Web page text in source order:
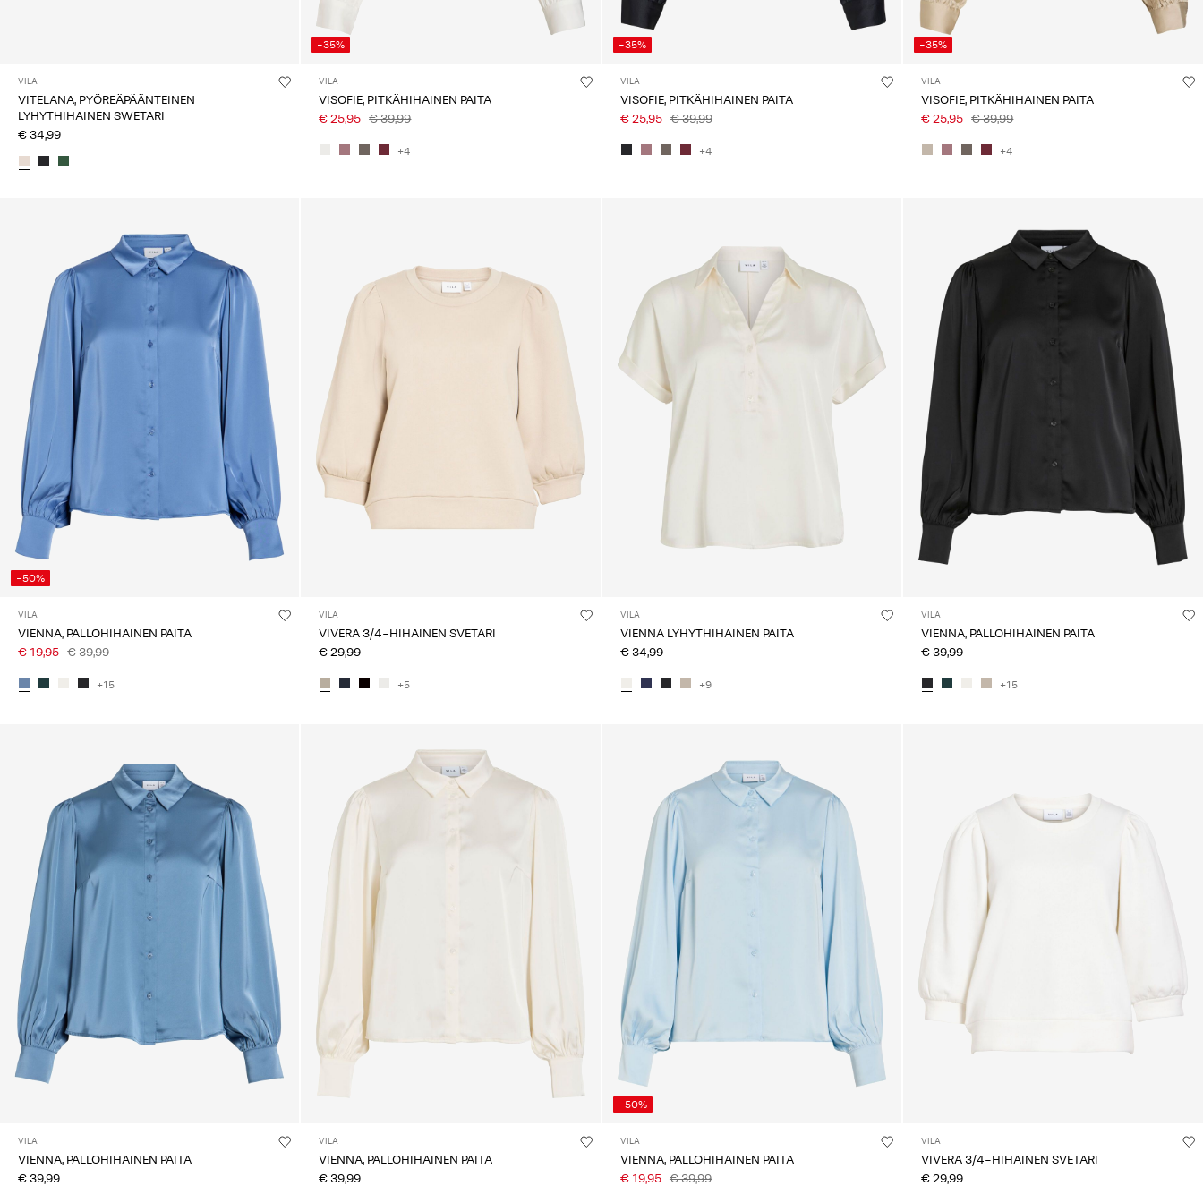
VILA
VITELANA, PYÖREÄPÄÄNTEINEN
LYHYTHIHAINEN SWETARI
€ 34,99
-35%
VILA
VISOFIE, PITKÄHIHAINEN PAITA
€ 25,95 € 39,99
+4
-35%
VILA
VISOFIE, PITKÄHIHAINEN PAITA
€ 25,95 € 39,99
+4
-35%
VILA
VISOFIE, PITKÄHIHAINEN PAITA
€ 25,95 € 39,99
+4
-50%
VILA
VIENNA, PALLOHIHAINEN PAITA
€ 19,95 € 39,99
+15
VILA
VIVERA 3/4-HIHAINEN SVETARI
€ 29,99
+5
VILA
VIENNA LYHYTHIHAINEN PAITA
€ 34,99
+9
VILA
VIENNA, PALLOHIHAINEN PAITA
€ 39,99
+15
VILA
VIENNA, PALLOHIHAINEN PAITA
€ 39,99
VILA
VIENNA, PALLOHIHAINEN PAITA
€ 39,99
-50%
VILA
VIENNA, PALLOHIHAINEN PAITA
€ 19,95 € 39,99
VILA
VIVERA 3/4-HIHAINEN SVETARI
€ 29,99